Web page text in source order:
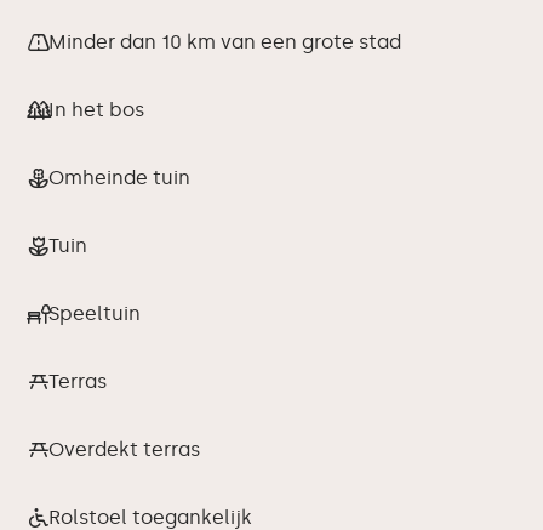
Minder dan 10 km van een grote stad
In het bos
Omheinde tuin
Tuin
Speeltuin
Terras
Overdekt terras
Rolstoel toegankelijk